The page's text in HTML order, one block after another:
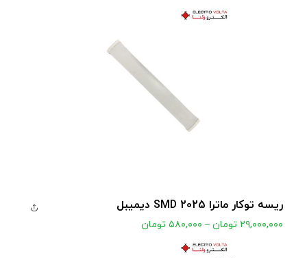
مشاهده محصول
ریسه توکار ماترا 2025 SMD دیمیبل
۲۹,۰۰۰,۰۰۰ تومان – ۵۸۰,۰۰۰ تومان